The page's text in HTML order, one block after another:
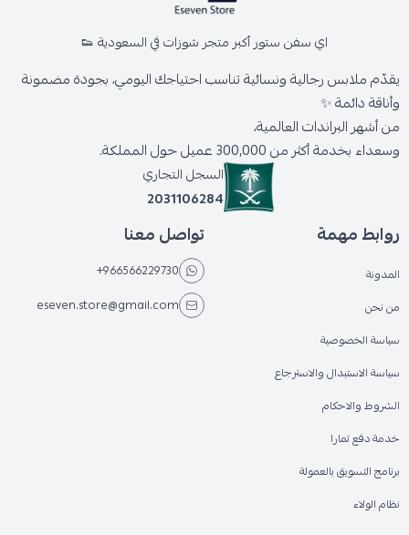
اي سفن ستور أكبر متجر شوزات في السعودية 👟
يقدّم ملابس رجالية ونسائية تناسب احتياجك اليومي، بجودة مضمونة
وأناقة دائمة ✨
من أشهر البراندات العالمية،
وسعداء بخدمة أكثر من 300,000 عميل حول المملكة.
السجل التجاري
2031106284
روابط مهمة
المدونة
من نحن
سياسة الخصوصية
سياسة الاستبدال والاسترجاع
الشروط والاحكام
خدمة دفع تمارا
برنامج التسويق بالعمولة
نظام الولاء
تواصل معنا
+966566229730
eseven.store@gmail.com